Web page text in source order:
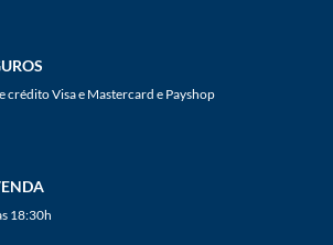
crédito Visa e Mastercard e Payshop
18:30h